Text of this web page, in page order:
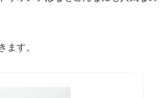
ます。